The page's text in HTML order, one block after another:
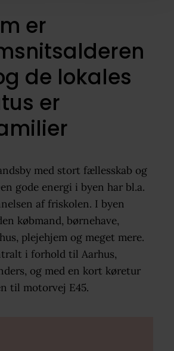
er
de lokales
er
med stort fællesskab og
gode energi i byen har bl.a.
af friskolen. I byen
købmand, børnehave,
plejehjem og meget mere.
i forhold til Aarhus,
og med en kort køretur
til motorvej E45.